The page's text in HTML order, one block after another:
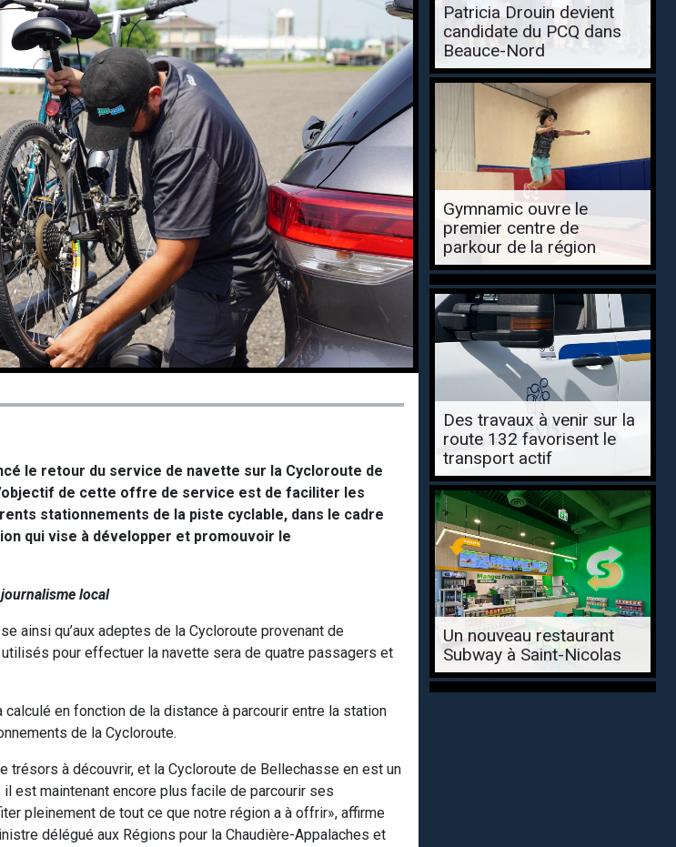
le retour du service de navette sur la Cycloroute de
de cette offre de service est de faciliter les
stationnements de la piste cyclable, dans le cadre
qui vise à développer et promouvoir le
local
ainsi qu’aux adeptes de la Cycloroute provenant de
pour effectuer la navette sera de quatre passagers et
en fonction de la distance à parcourir entre la station
de la Cycloroute.
trésors à découvrir, et la Cycloroute de Bellechasse en est un
est maintenant encore plus facile de parcourir ses
pleinement de tout ce que notre région a à offrir», affirme
délégué aux Régions pour la Chaudière-Appalaches et
Patricia Drouin devient
candidate du PCQ dans
Beauce-Nord
Gymnamic ouvre le
premier centre de
parkour de la région
Des travaux à venir sur la
route 132 favorisent le
transport actif
Un nouveau restaurant
Subway à Saint-Nicolas